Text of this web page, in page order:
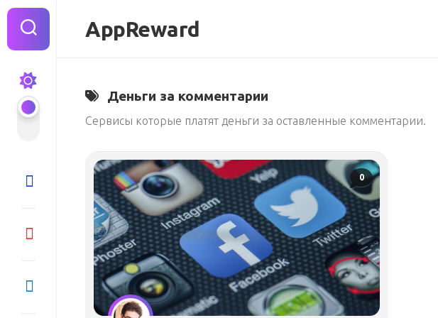
Перейти
содержанию
AppReward
Деньги за комментарии
Сервисы которые платят деньги за оставленные комментарии.
0